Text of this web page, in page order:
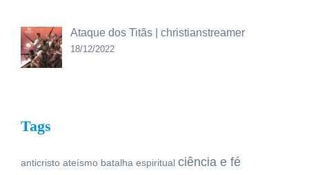
Ataque dos Titãs | christianstreamer
18/12/2022
Tags
anticristo ateísmo batalha espiritual ciência e fé